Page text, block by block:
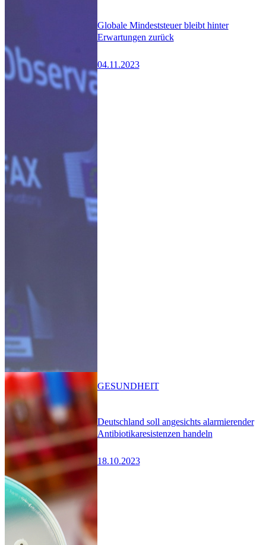
Globale Mindeststeuer bleibt hinter
Erwartungen zurück
04.11.2023
Deutschland soll angesichts alarmierender
Antibiotikaresistenzen handeln
18.10.2023
GESUNDHEIT